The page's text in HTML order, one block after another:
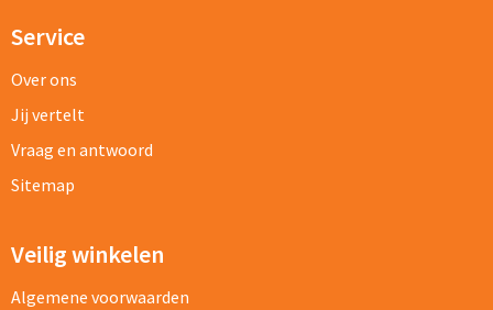
Service
Over ons
Jij vertelt
Vraag en antwoord
Sitemap
Veilig winkelen
Algemene voorwaarden